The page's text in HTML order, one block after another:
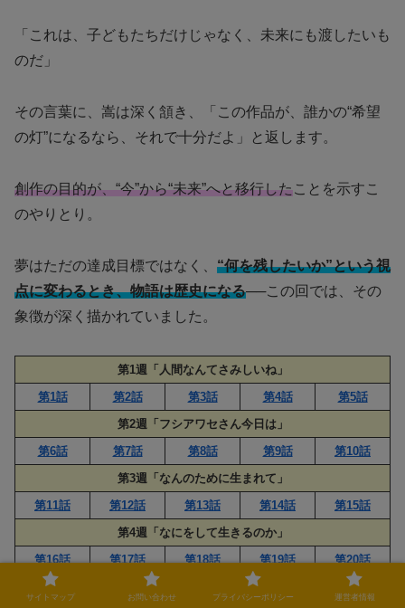
「これは、子どもたちだけじゃなく、未来にも渡したいも
のだ」
その言葉に、嵩は深く頷き、「この作品が、誰かの“希望
の灯”になるなら、それで十分だよ」と返します。
創作の目的が、“今”から“未来”へと移行したことを示すこ
のやりとり。
夢はただの達成目標ではなく、 “何を残したいか”という視
点に変わるとき、物語は歴史になる──この回では、その
象徴が深く描かれていました。
第1週「人間なんてさみしいね」
第1話
第2話 第3話 第4話
第5話
第2週「フシアワセさん今日は」
第6話
第7話 第8話 第9話
第10話
第3週「なんのために生まれて」
第11話
第12話 第13話 第14話
第15話
第4週「なにをして生きるのか」
第16話
第17話 第18話 第19話
第20話
第5週「人生は喜ばせごっこ」
サイトマップ お問い合わせ プライバシーポリシー 運営者情報